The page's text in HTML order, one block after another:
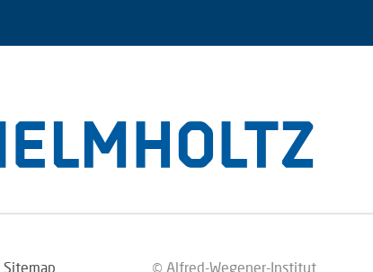
Sitemap © Alfred-Wegener-Institut